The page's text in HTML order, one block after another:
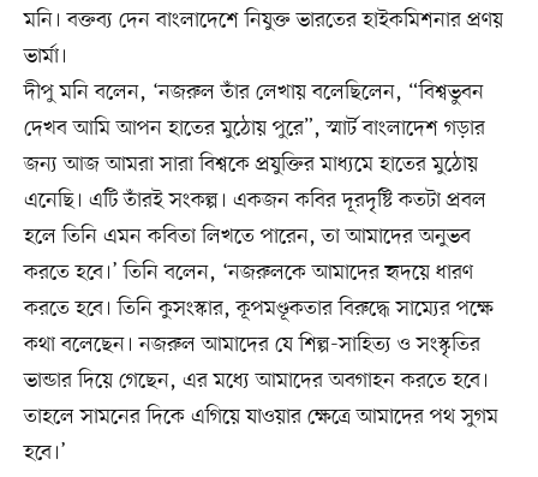
মনি। বক্তব্য দেন বাংলাদেশে নিযুক্ত ভারতের হাইকমিশনার প্রণয়
ভার্মা।
দীপু মনি বলেন, ‘নজরুল তাঁর লেখায় বলেছিলেন, “বিশ্বভুবন
দেখব আমি আপন হাতের মুঠোয় পুরে”, স্মার্ট বাংলাদেশ গড়ার
জন্য আজ আমরা সারা বিশ্বকে প্রযুক্তির মাধ্যমে হাতের মুঠোয়
এনেছি। এটি তাঁরই সংকল্প। একজন কবির দূরদৃষ্টি কতটা প্রবল
হলে তিনি এমন কবিতা লিখতে পারেন, তা আমাদের অনুভব
করতে হবে।’ তিনি বলেন, ‘নজরুলকে আমাদের হৃদয়ে ধারণ
করতে হবে। তিনি কুসংস্কার, কূপমণ্ডূকতার বিরুদ্ধে সাম্যের পক্ষে
কথা বলেছেন। নজরুল আমাদের যে শিল্প-সাহিত্য ও সংস্কৃতির
ভান্ডার দিয়ে গেছেন, এর মধ্যে আমাদের অবগাহন করতে হবে।
তাহলে সামনের দিকে এগিয়ে যাওয়ার ক্ষেত্রে আমাদের পথ সুগম
হবে।’